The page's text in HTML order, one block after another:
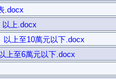
.docx
以上.docx
以上至10萬元以下.docx
上至6萬元以下.docx